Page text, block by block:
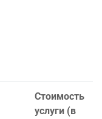
Стоимость
услуги (в